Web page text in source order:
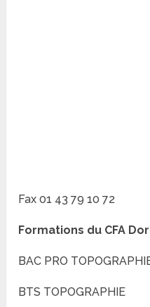
Fax 01 43 79 10 72
Formations du CFA
BAC PRO
BTS TOPOGRAPHIE